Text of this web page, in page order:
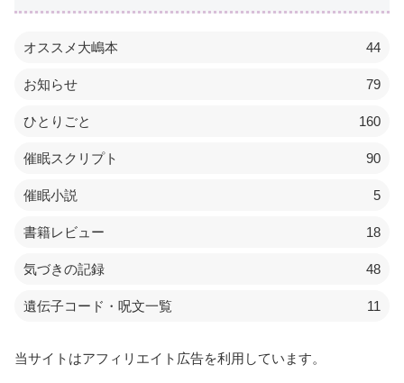
オススメ大嶋本 44
お知らせ 79
ひとりごと 160
催眠スクリプト 90
催眠小説 5
書籍レビュー 18
気づきの記録 48
遺伝子コード・呪文一覧 11
当サイトはアフィリエイト広告を利用しています。